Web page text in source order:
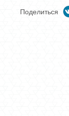
Поделиться